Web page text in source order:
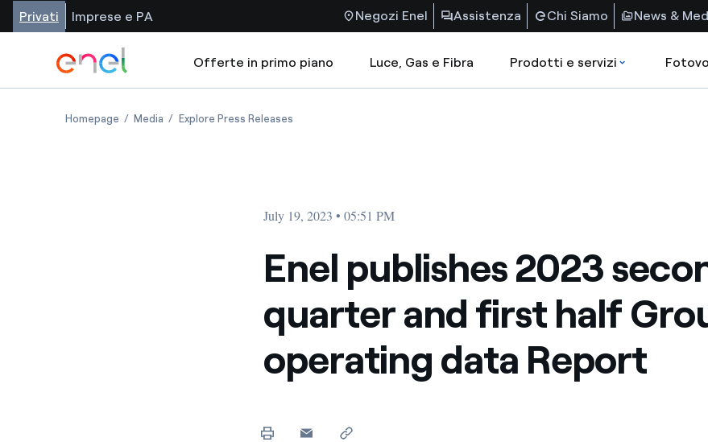
Privati Imprese e PA Negozi Enel Assistenza Chi Siamo News &
Offerte in primo piano Luce, Gas e Fibra Prodotti e servizi
Homepage Media Explore Press Releases
July 19, 2023 • 05:51 PM
Enel publishes 2023
quarter and first half
operating data Report